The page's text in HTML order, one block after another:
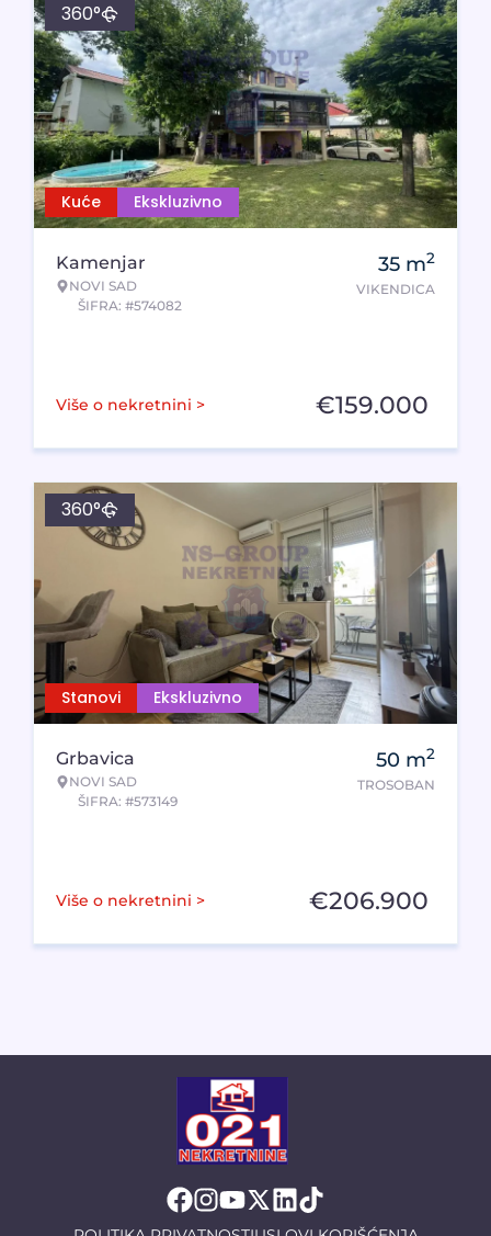
Kuće Ekskluzivno
360°
Kamenjar
NOVI SAD
ŠIFRA: #574082
35 m2
VIKENDICA
Više o nekretnini > €159.000
Stanovi Ekskluzivno
360°
Grbavica
NOVI SAD
ŠIFRA: #573149
50 m2
TROSOBAN
Više o nekretnini > €206.900